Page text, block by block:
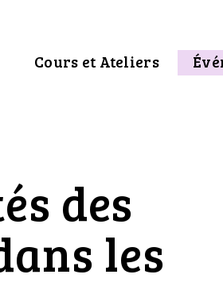
Cours et Ateliers
des
les